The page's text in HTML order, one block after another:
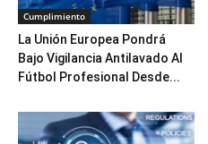
Cumplimiento
La Unión Europea Pondrá
Bajo Vigilancia Antilavado Al
Fútbol Profesional Desde...